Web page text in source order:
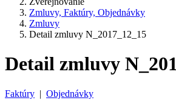
Zmluvy, Faktúry, Objednávky
Zmluvy
Detail zmluvy N_2017_12_15
Detail zmluvy
Faktúry | Objednávky